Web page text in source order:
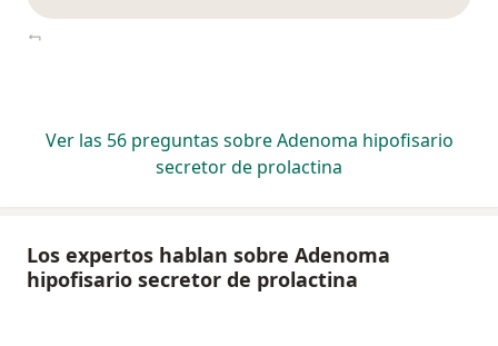
Ver las 56 preguntas sobre Adenoma hipofisario
secretor de prolactina
Los expertos hablan sobre Adenoma
hipofisario secretor de prolactina